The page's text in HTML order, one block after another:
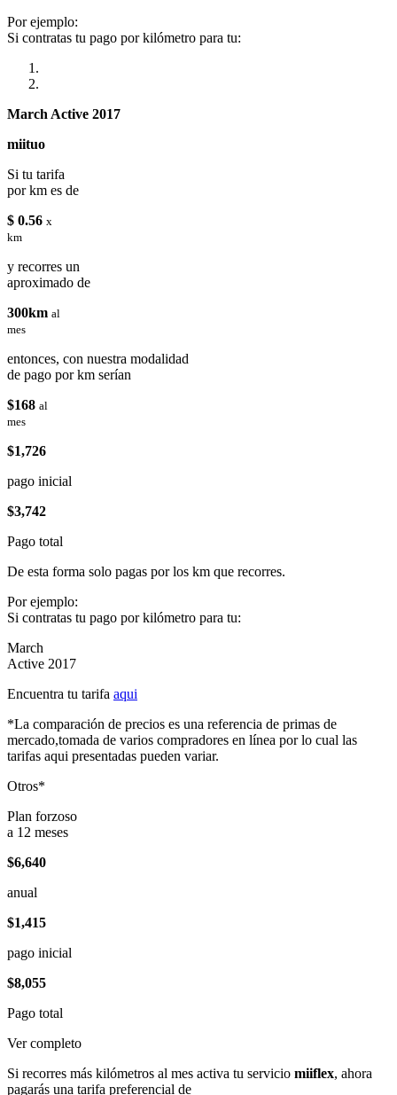
Por ejemplo:
Si contratas tu pago por kilómetro para tu:
March Active 2017
miituo
Si tu tarifa
por km es de
$ 0.56 x
km
y recorres un
aproximado de
300km al
mes
entonces, con nuestra modalidad
de pago por km serían
$168 al
mes
$1,726
pago inicial
$3,742
Pago total
De esta forma solo pagas por los km que recorres.
Por ejemplo:
Si contratas tu pago por kilómetro para tu:
March
Active 2017
Encuentra tu tarifa aqui
*La comparación de precios es una referencia de primas de
mercado,tomada de varios compradores en línea por lo cual las
tarifas aqui presentadas pueden variar.
Otros*
Plan forzoso
a 12 meses
$6,640
anual
$1,415
pago inicial
$8,055
Pago total
Ver completo
Si recorres más kilómetros al mes activa tu servicio miiflex, ahora
pagarás una tarifa preferencial de